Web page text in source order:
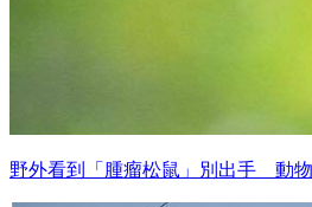
野外看到「腫瘤松鼠」別出手 動